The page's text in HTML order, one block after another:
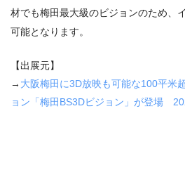
材でも梅田最大級のビジョンのため、
可能となります。
【出展元】
→ 大阪梅田に3D放映も可能な100平米
ョン「梅田BS3Dビジョン」が登場